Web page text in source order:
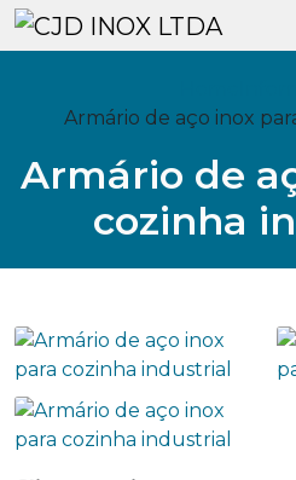
Armário de aço inox
Armário de
cozinha